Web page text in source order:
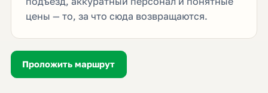
цены — то, за что сюда возвращаются.
Проложить маршрут